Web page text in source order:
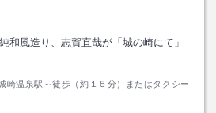
和風造り、志賀直哉が「城の崎にて」
崎温泉駅～徒歩（約１５分）またはタクシー